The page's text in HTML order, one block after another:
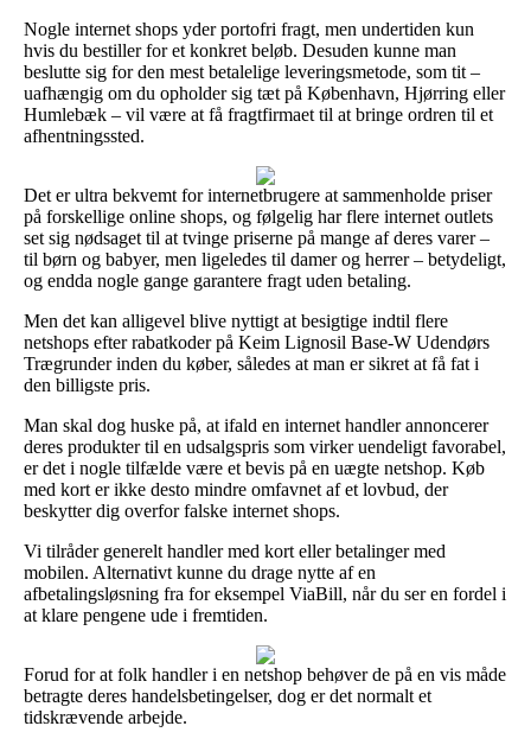
Nogle internet shops yder portofri fragt, men undertiden kun
hvis du bestiller for et konkret beløb. Desuden kunne man
beslutte sig for den mest betalelige leveringsmetode, som tit –
uafhængig om du opholder sig tæt på København, Hjørring eller
Humlebæk – vil være at få fragtfirmaet til at bringe ordren til et
afhentningssted.
Det er ultra bekvemt for internetbrugere at sammenholde priser
på forskellige online shops, og følgelig har flere internet outlets
set sig nødsaget til at tvinge priserne på mange af deres varer –
til børn og babyer, men ligeledes til damer og herrer – betydeligt,
og endda nogle gange garantere fragt uden betaling.
Men det kan alligevel blive nyttigt at besigtige indtil flere
netshops efter rabatkoder på Keim Lignosil Base-W Udendørs
Trægrunder inden du køber, således at man er sikret at få fat i
den billigste pris.
Man skal dog huske på, at ifald en internet handler annoncerer
deres produkter til en udsalgspris som virker uendeligt favorabel,
er det i nogle tilfælde være et bevis på en uægte netshop. Køb
med kort er ikke desto mindre omfavnet af et lovbud, der
beskytter dig overfor falske internet shops.
Vi tilråder generelt handler med kort eller betalinger med
mobilen. Alternativt kunne du drage nytte af en
afbetalingsløsning fra for eksempel ViaBill, når du ser en fordel i
at klare pengene ude i fremtiden.
Forud for at folk handler i en netshop behøver de på en vis måde
betragte deres handelsbetingelser, dog er det normalt et
tidskrævende arbejde.